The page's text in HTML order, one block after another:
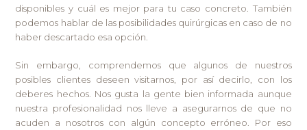
disponibles y cuál es mejor para tu caso concreto. También
podemos hablar de las posibilidades quirúrgicas en caso de no
haber descartado esa opción.
Sin embargo, comprendemos que algunos de nuestros
posibles clientes deseen visitarnos, por así decirlo, con los
deberes hechos. Nos gusta la gente bien informada aunque
nuestra profesionalidad nos lleve a asegurarnos de que no
acuden a nosotros con algún concepto erróneo. Por eso